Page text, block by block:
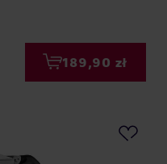
189,90 zł